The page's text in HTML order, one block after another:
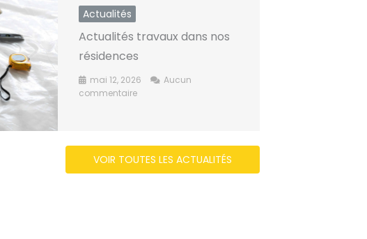
Actualités
Actualités travaux dans nos
résidences​
mai 12, 2026
Aucun
commentaire
VOIR TOUTES LES ACTUALITÉS